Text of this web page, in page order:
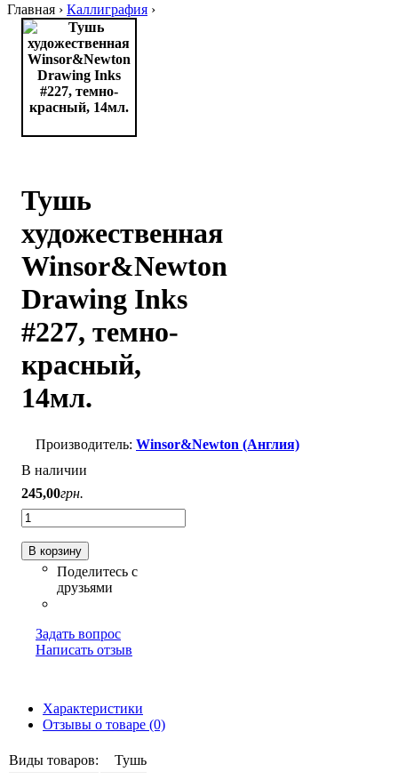
Главная › Каллиграфия ›
Тушь
художественная
Winsor&Newton
Drawing Inks
#227, темно-
красный,
14мл.
Winsor&Newton (Англия)
В наличии
245,00грн.
В корзину
Задать вопрос
Написать отзыв
Характеристики
Отзывы о товаре (0)
Виды товаров: Тушь